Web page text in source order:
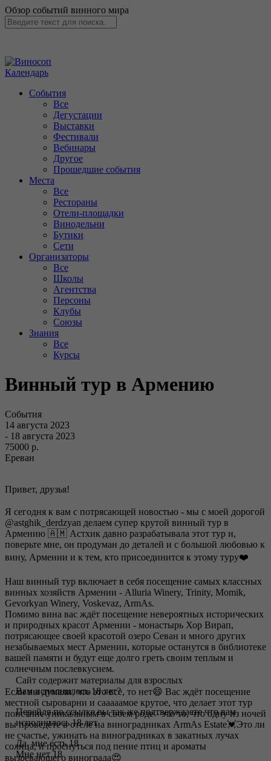
Обзор событий винного мира
Календарь
События
Все
Дегустации
Выставки
Фестивали
Вебинары
Другое
Прошедшие события
Места
Все
Рестораны
Отели-площадки
Винодельни
Бутики
Сети
Организаторы
Все
Школы
Агентства
Персоны
Клубы
Союзы
Знания
Все
Курсы
Винный тур в Армению
События
14 августа 2023
- 18 августа 2023
75000 р.
Ереван
Привет, друзья!
Я сегодня к вам с потрясающей новостью - мы с моей дорогой
@astghik_derdzyan делаем супер крутой винный тур в
Армению 🇦🇲 Астхик давно разрабатывала этот тур и,
поверьте мне, он продуман до деталей и с большой любовью к
вину, Армении и к тем, кто присоединится к этому туру❤️
Наш винный тур включает в себя посещение самых классных
винных хозяйств Армении - Alluria Winery, Trinity, Momik,
Gevorkyan Winery, Voskevaz, ArmAs.
Помимо вина вас ждёт посещение невероятных исторических
и природных красот Армении - монастырь Хор Вирап,
потрясающее своей красотой озеро Севан и много других
незабываемых мест Армении, которые останутся в библиотеке
вашей памяти и будут еще долго греть своим теплым и
солнечным послевкусием.
Если вы думали, что это все, то нет😄 Вас ждёт посещение
местной сыроварни и сааааамое крутое, что делает этот тур
поистине уникальным в своем роде - это то, что одну из ночей
вы проведёте в отеле на виноградниках ArmAs Estate💓Это ли
не счастье, ужинать на виноградниках в закатных лучах
солнца, и проснуться под пение птиц и ароматы
вызревающего винограда😍
Сайт содержит материалы для взрослых
Вам исполнилось 18 лет?
Перейдя по ссылке вы так же подтверждаете что вам
исполнилось 18 лет
Да, мне есть 18
Мне нет 18